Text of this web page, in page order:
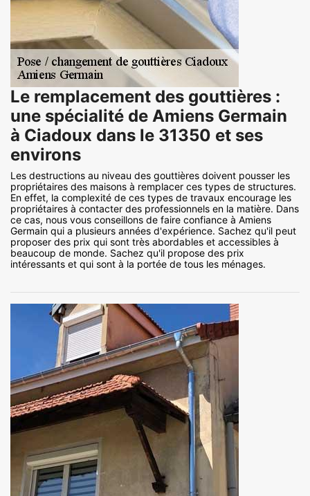
Le remplacement des gouttières :
une spécialité de Amiens Germain
à Ciadoux dans le 31350 et ses
environs
Les destructions au niveau des gouttières doivent pousser les
propriétaires des maisons à remplacer ces types de structures.
En effet, la complexité de ces types de travaux encourage les
propriétaires à contacter des professionnels en la matière. Dans
ce cas, nous vous conseillons de faire confiance à Amiens
Germain qui a plusieurs années d'expérience. Sachez qu'il peut
proposer des prix qui sont très abordables et accessibles à
beaucoup de monde. Sachez qu'il propose des prix
intéressants et qui sont à la portée de tous les ménages.